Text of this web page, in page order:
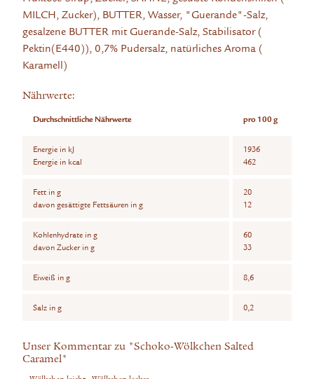
MILCH, Zucker), BUTTER, Wasser, "Guerande"-Salz,
gesalzene BUTTER mit Guerande-Salz, Stabilisator (
Pektin(E440)), 0,7% Pudersalz, natürliches Aroma (
Karamell)
Nährwerte:
Durchschnittliche Nährwerte pro 100 g
Energie in kJ
Energie in kcal
1936
462
Fett in g
davon gesättigte Fettsäuren in g
20
12
Kohlenhydrate in g
davon Zucker in g
60
33
Eiweiß in g 8,6
Salz in g 0,2
Unser Kommentar zu "Schoko-Wölkchen Salted
Caramel"